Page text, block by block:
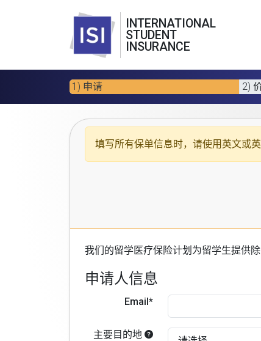
INTERNATIONAL
STUDENT
INSURANCE
1) 申请 2)
填写所有保单信息时，请使用 英文或
我们的留学医疗保险计划 为留学生提供
申请人信息
Email*
主要目的地